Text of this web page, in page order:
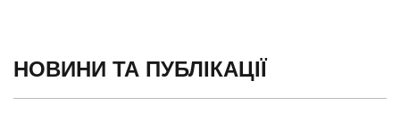
НОВИНИ ТА ПУБЛІКАЦІЇ